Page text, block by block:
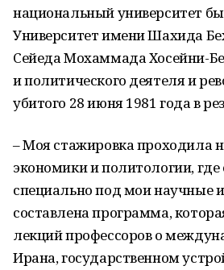
национальный университет
Университет имени Шахида
СейедаМохаммадаХосейни-
и политического деятеля и
убитого 28 июня 1981 года в
– Моя стажировкапроходила
экономики и политологии, где
специально под мои научные
составлена программа,
лекций профессоров о
Ирана, государственном